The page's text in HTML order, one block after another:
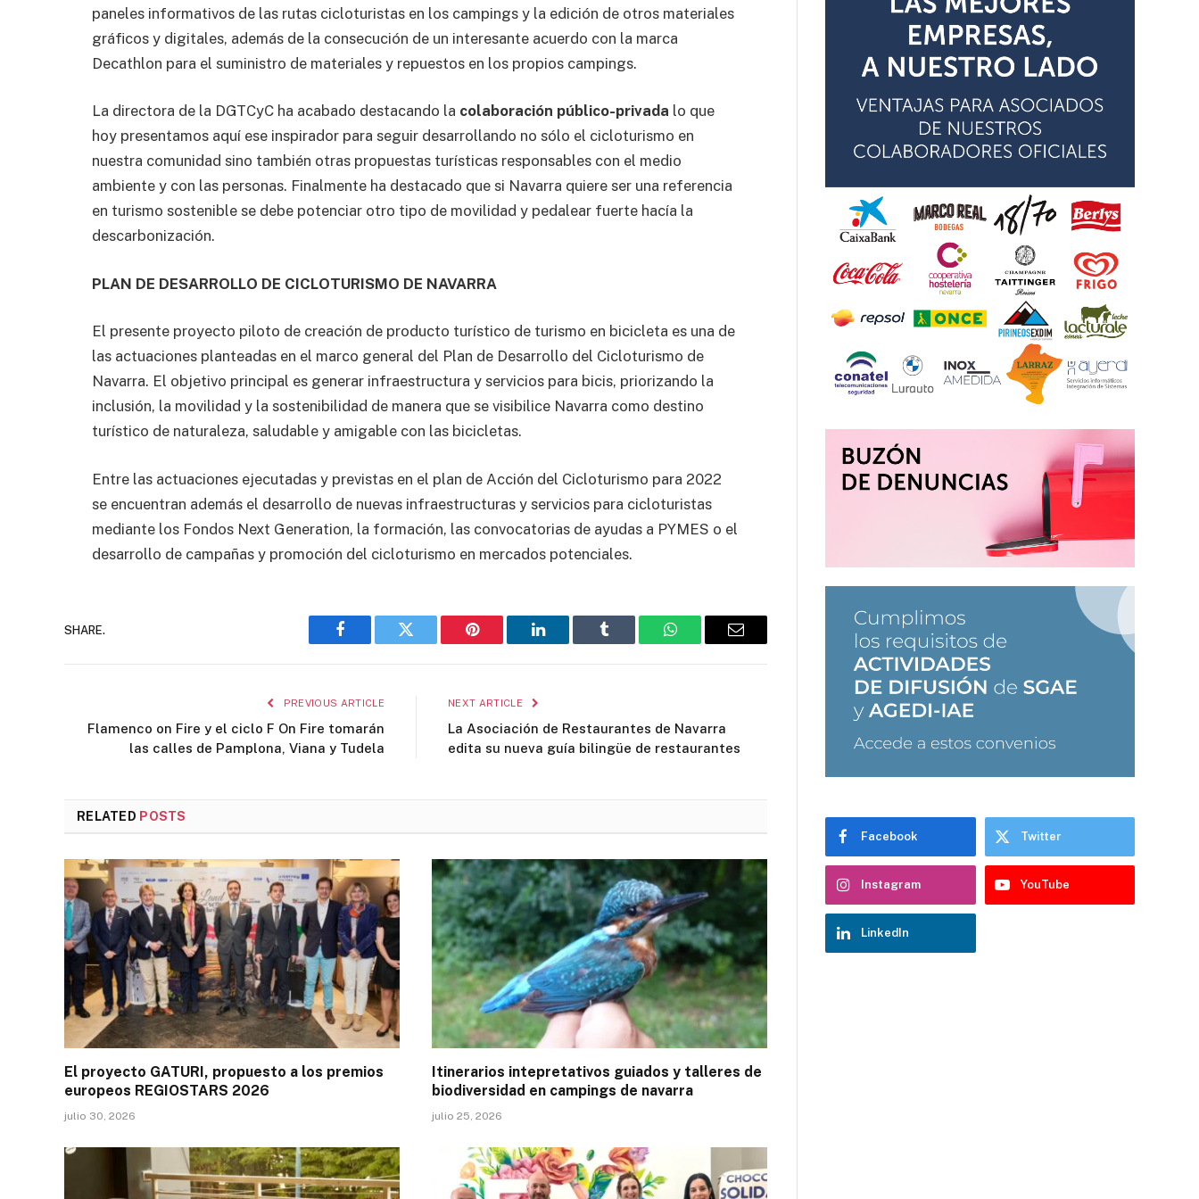
paneles informativos de las rutas cicloturistas en los campings y la edición de otros materiales
gráficos y digitales, además de la consecución de un interesante acuerdo con la marca
Decathlon para el suministro de materiales y repuestos en los propios campings.
La directora de la DGTCyC ha acabado destacando la colaboración público-privada lo que
hoy presentamos aquí ese inspirador para seguir desarrollando no sólo el cicloturismo en
nuestra comunidad sino también otras propuestas turísticas responsables con el medio
ambiente y con las personas. Finalmente ha destacado que si Navarra quiere ser una referencia
en turismo sostenible se debe potenciar otro tipo de movilidad y pedalear fuerte hacía la
descarbonización.
PLAN DE DESARROLLO DE CICLOTURISMO DE NAVARRA
El presente proyecto piloto de creación de producto turístico de turismo en bicicleta es una de
las actuaciones planteadas en el marco general del Plan de Desarrollo del Cicloturismo de
Navarra. El objetivo principal es generar infraestructura y servicios para bicis, priorizando la
inclusión, la movilidad y la sostenibilidad de manera que se visibilice Navarra como destino
turístico de naturaleza, saludable y amigable con las bicicletas.
Entre las actuaciones ejecutadas y previstas en el plan de Acción del Cicloturismo para 2022
se encuentran además el desarrollo de nuevas infraestructuras y servicios para cicloturistas
mediante los Fondos Next Generation, la formación, las convocatorias de ayudas a PYMES o el
desarrollo de campañas y promoción del cicloturismo en mercados potenciales.
SHARE.
Facebook Twitter Pinterest LinkedIn Tumblr WhatsAppEmail
PREVIOUS ARTICLE
Flamenco on Fire y el ciclo F On Fire tomarán
las calles de Pamplona, Viana y Tudela
NEXT ARTICLE
La Asociación de Restaurantes de Navarra
edita su nueva guía bilingüe de restaurantes
RELATED POSTS
El proyecto GATURI, propuesto a los premios
europeos REGIOSTARS 2026
julio 30, 2026
Itinerarios intepretativos guiados y talleres de
biodiversidad en campings de navarra
julio 25, 2026
Facebook Twitter
Instagram YouTube
LinkedIn